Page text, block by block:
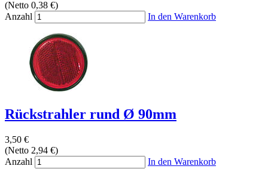
(Netto 0,38 €)
Anzahl
In den Warenkorb
Rückstrahler rund Ø 90mm
3,50 €
(Netto 2,94 €)
Anzahl
In den Warenkorb